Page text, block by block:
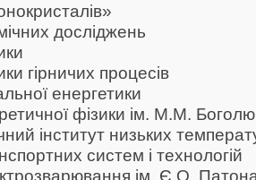
досліджень
гірничих процесів
енергетики
фізики ім. М.М.
інститут низьких
систем і технологій
ім. Є.О.